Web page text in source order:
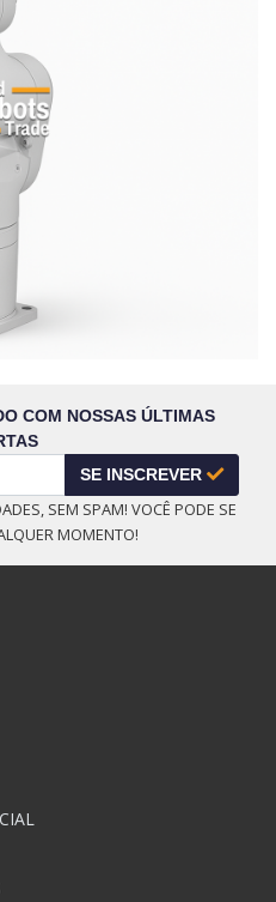
COM NOSSAS ÚLTIMAS
SE INSCREVER
SEM SPAM! VOCÊ PODE SE
MOMENTO!